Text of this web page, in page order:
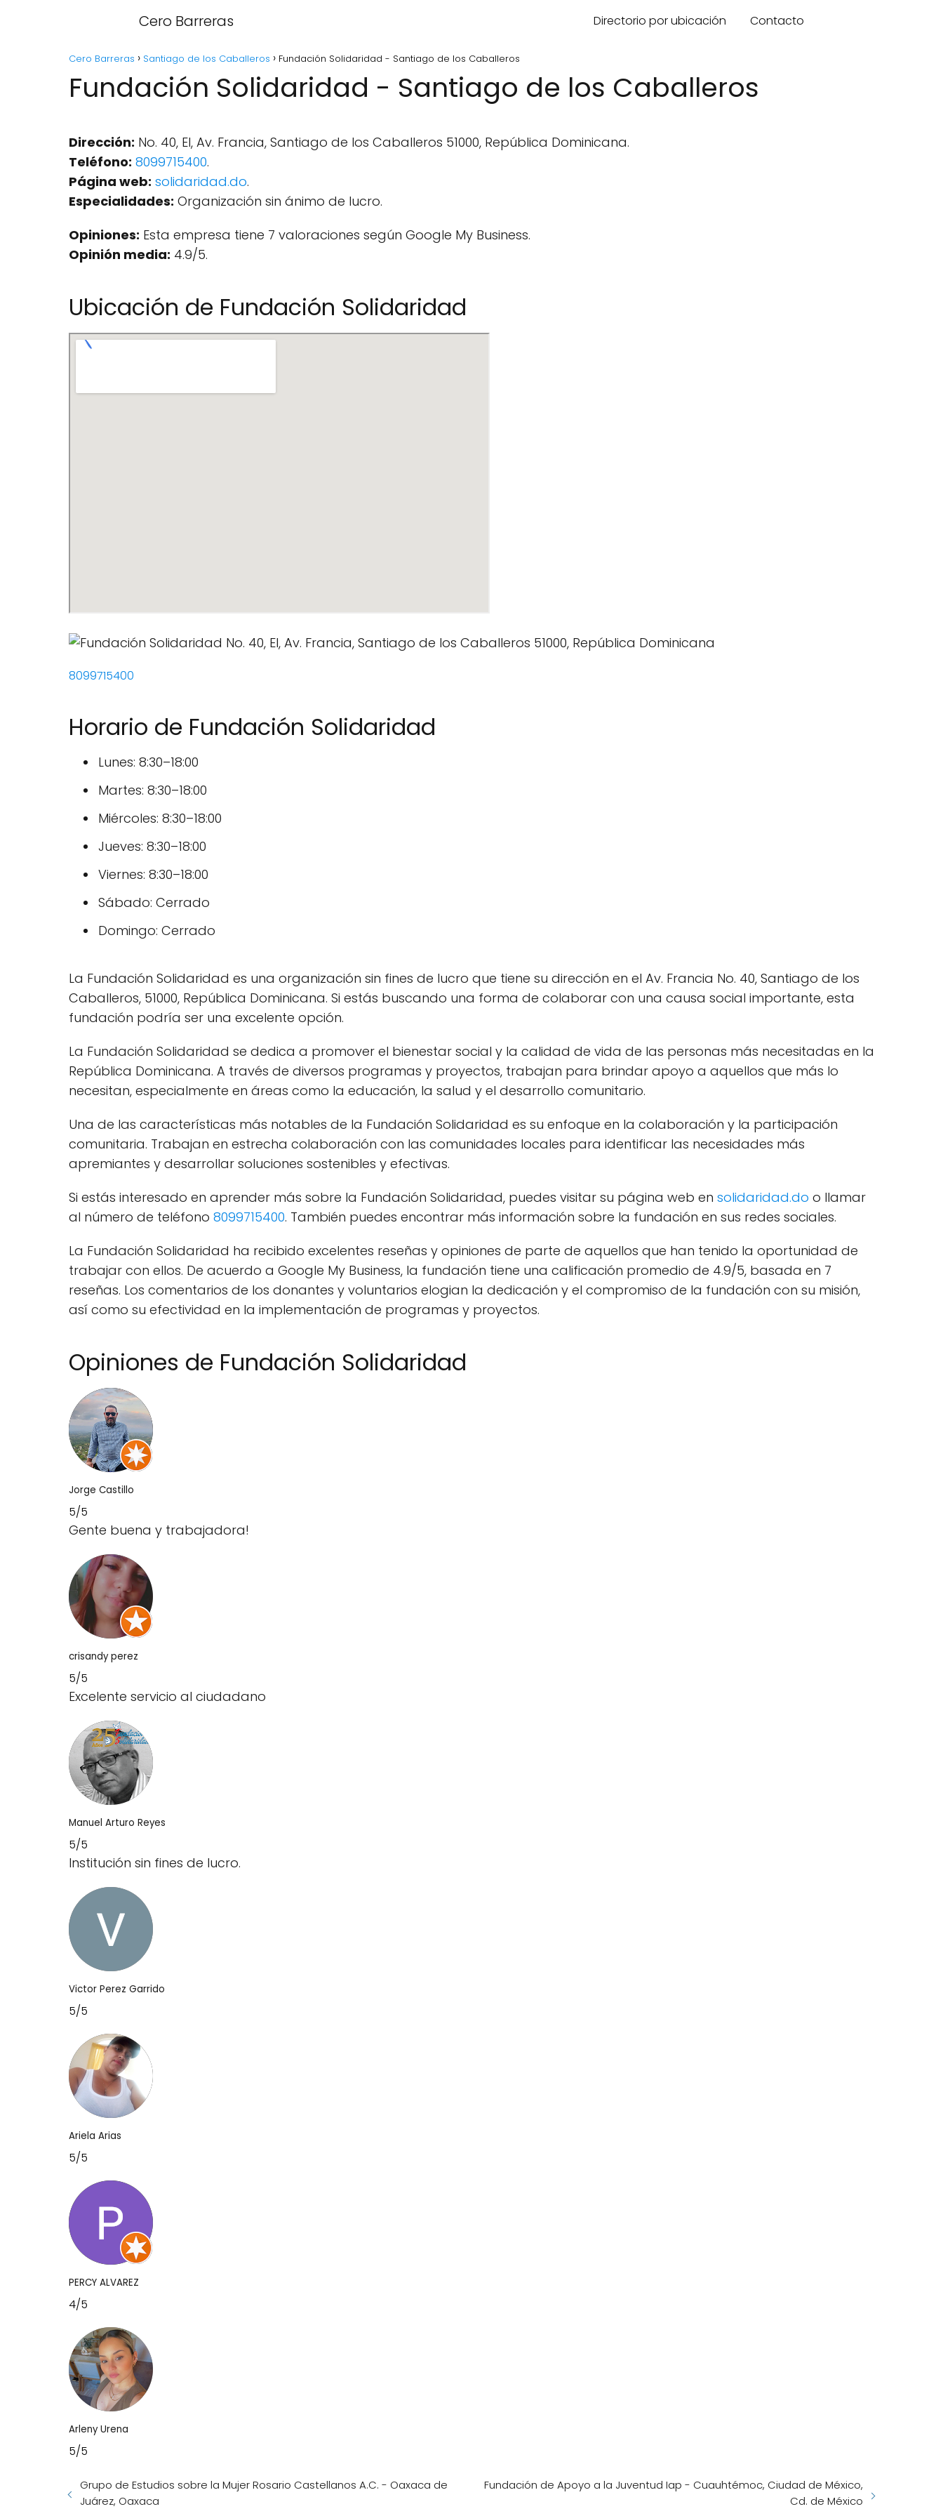
Cero Barreras Directorio por ubicación Contacto
Cero Barreras Santiago de los Caballeros Fundación Solidaridad - Santiago de los Caballeros
Fundación Solidaridad - Santiago de los Caballeros
Dirección: No. 40, El, Av. Francia, Santiago de los Caballeros 51000, República Dominicana.
Teléfono: 8099715400.
Página web: solidaridad.do.
Especialidades: Organización sin ánimo de lucro.
Opiniones: Esta empresa tiene 7 valoraciones según Google My Business.
Opinión media: 4.9/5.
Ubicación de Fundación Solidaridad
8099715400
Horario de Fundación Solidaridad
Lunes: 8:30–18:00
Martes: 8:30–18:00
Miércoles: 8:30–18:00
Jueves: 8:30–18:00
Viernes: 8:30–18:00
Sábado: Cerrado
Domingo: Cerrado
La Fundación Solidaridad es una organización sin fines de lucro que tiene su dirección en el Av. Francia No. 40, Santiago de los
Caballeros, 51000, República Dominicana. Si estás buscando una forma de colaborar con una causa social importante, esta
fundación podría ser una excelente opción.
La Fundación Solidaridad se dedica a promover el bienestar social y la calidad de vida de las personas más necesitadas en la
República Dominicana. A través de diversos programas y proyectos, trabajan para brindar apoyo a aquellos que más lo
necesitan, especialmente en áreas como la educación, la salud y el desarrollo comunitario.
Una de las características más notables de la Fundación Solidaridad es su enfoque en la colaboración y la participación
comunitaria. Trabajan en estrecha colaboración con las comunidades locales para identificar las necesidades más
apremiantes y desarrollar soluciones sostenibles y efectivas.
Si estás interesado en aprender más sobre la Fundación Solidaridad, puedes visitar su página web en solidaridad.do o llamar
al número de teléfono 8099715400. También puedes encontrar más información sobre la fundación en sus redes sociales.
La Fundación Solidaridad ha recibido excelentes reseñas y opiniones de parte de aquellos que han tenido la oportunidad de
trabajar con ellos. De acuerdo a Google My Business, la fundación tiene una calificación promedio de 4.9/5, basada en 7
reseñas. Los comentarios de los donantes y voluntarios elogian la dedicación y el compromiso de la fundación con su misión,
así como su efectividad en la implementación de programas y proyectos.
Opiniones de Fundación Solidaridad
Jorge Castillo
5/5
Gente buena y trabajadora!
crisandy perez
5/5
Excelente servicio al ciudadano
Manuel Arturo Reyes
5/5
Institución sin fines de lucro.
Victor Perez Garrido
5/5
Ariela Arias
5/5
PERCY ALVAREZ
4/5
Arleny Urena
5/5
Grupo de Estudios sobre la Mujer Rosario Castellanos A.C. - Oaxaca de
Juárez, Oaxaca
Fundación de Apoyo a la Juventud Iap - Cuauhtémoc, Ciudad de México,
Cd. de México